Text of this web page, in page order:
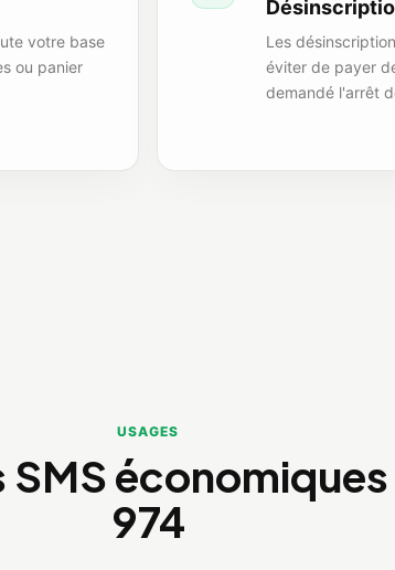
votre base
ou panier
Les
éviter de payer
demandé l'arrêt
USAGES
974